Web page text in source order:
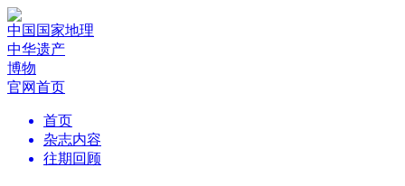
中国国家地理
中华遗产
博物
官网首页
首页
杂志内容
往期回顾